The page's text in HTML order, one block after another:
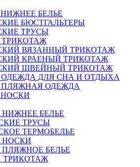
БЕЛЬЕ
БЮСТГАЛЬТЕРЫ
ТРУСЫ
ВЯЗАННЫЙ ТРИКОТАЖ
КРАЕНЫЙ ТРИКОТАЖ
ШВЕЙНЫЙ ТРИКОТАЖ
ДЛЯ СНА И ОТДЫХА
ОДЕЖДА
БЕЛЬЕ
ТРУСЫ
ТЕРМОБЕЛЬЕ
БЕЛЬЕ